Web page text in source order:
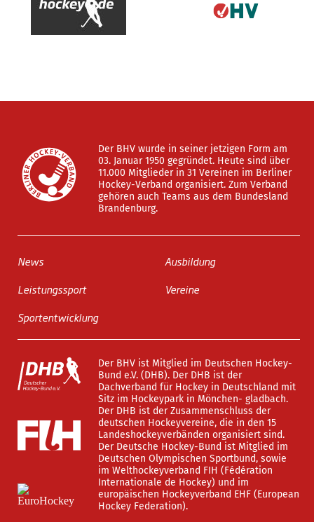
Der BHV wurde in seiner jetzigen Form am
03. Januar 1950 gegründet. Heute sind über
11.000 Mitglieder in 31 Vereinen im Berliner
Hockey-Verband organisiert. Zum Verband
gehören auch Teams aus dem Bundesland
Brandenburg.
News
Leistungssport
Sportentwicklung
Ausbildung
Vereine
Der BHV ist Mitglied im Deutschen Hockey-
Bund e.V. (DHB). Der DHB ist der
Dachverband für Hockey in Deutschland mit
Sitz im Hockeypark in Mönchen- gladbach.
Der DHB ist der Zusammenschluss der
deutschen Hockeyvereine, die in den 15
Landeshockeyverbänden organisiert sind.
Der Deutsche Hockey-Bund ist Mitglied im
Deutschen Olympischen Sportbund, sowie
im Welthockeyverband FIH (Fédération
Internationale de Hockey) und im
europäischen Hockeyverband EHF (European
Hockey Federation).